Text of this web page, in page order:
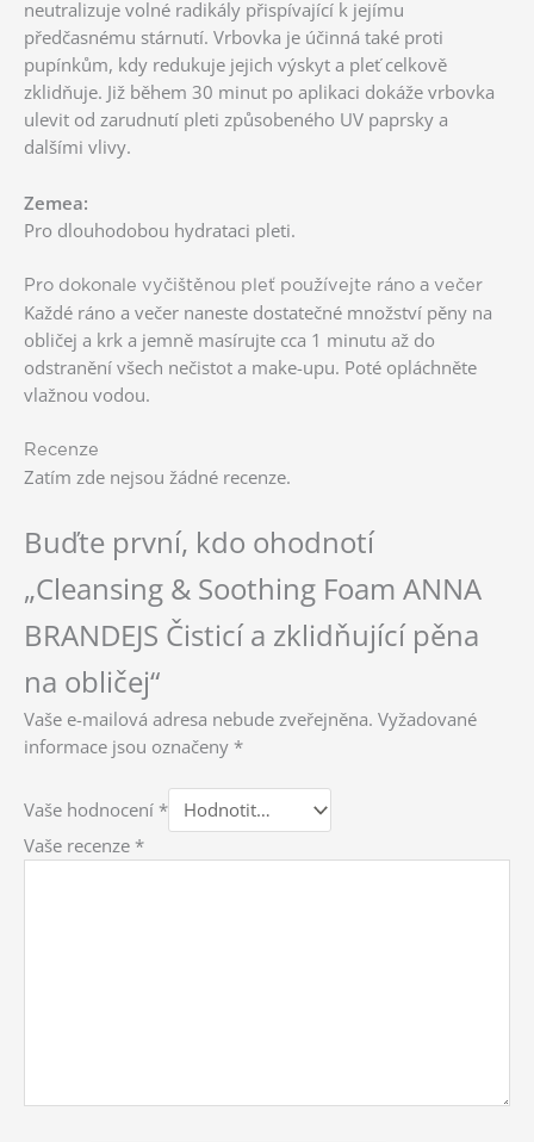
neutralizuje volné radikály přispívající k jejímu
předčasnému stárnutí. Vrbovka je účinná také proti
pupínkům, kdy redukuje jejich výskyt a pleť celkově
zklidňuje. Již během 30 minut po aplikaci dokáže vrbovka
ulevit od zarudnutí pleti způsobeného UV paprsky a
dalšími vlivy.
Zemea:
Pro dlouhodobou hydrataci pleti.
Pro dokonale vyčištěnou pleť používejte ráno a večer
Každé ráno a večer naneste dostatečné množství pěny na
obličej a krk a jemně masírujte cca 1 minutu až do
odstranění všech nečistot a make-upu. Poté opláchněte
vlažnou vodou.
Recenze
Zatím zde nejsou žádné recenze.
Buďte první, kdo ohodnotí
„Cleansing & Soothing Foam ANNA
BRANDEJS Čisticí a zklidňující pěna
na obličej“
Vaše e-mailová adresa nebude zveřejněna. Vyžadované
informace jsou označeny *
Vaše hodnocení *
Vaše recenze *